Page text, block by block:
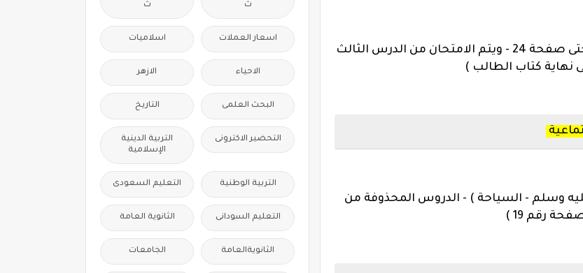
( درس العمليات على الأعداد الطبيعية صفحة 8 حتى صفحة 24 - ويتم الامتحان من الدرس الثالث
وسلم - السياحة ) - الدروس المحذوفة من
ث
ث
اسعار العملات اسلاميات
الاحياء الازهر
البحث العلمى التاريخ
التحضير الاكترونى
التربية الدينية
الإسلامية
التربية الوطنية التعليم السعودى
التعليم السودانى الثانوية العامة
الثانويةالعامة الجامعات